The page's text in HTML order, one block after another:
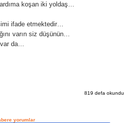
koşan iki yoldaş…
ifade etmektedir…
varın siz düşünün…
var da…
819 defa okundu
yorumlar